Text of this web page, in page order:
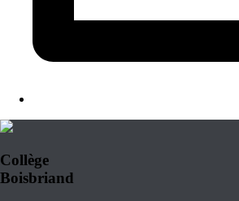
Collège
Boisbriand